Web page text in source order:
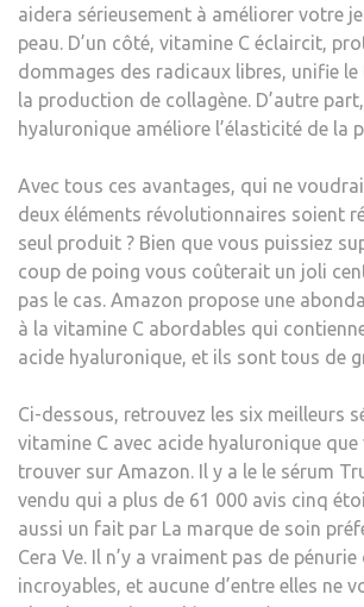
aidera sérieusement à améliorer votre
peau. D’un côté, vitamine C éclaircit,
dommages des radicaux libres, unifie
la production de collagène. D’autre part,
hyaluronique améliore l’élasticité de la
Avec tous ces avantages, qui ne
deux éléments révolutionnaires soient
seul produit ? Bien que vous puissiez
coup de poing vous coûterait un joli
pas le cas. Amazon propose une
à la vitamine C abordables qui
acide hyaluronique, et ils sont tous de
Ci-dessous, retrouvez les six meilleurs
vitamine C avec acide hyaluronique que
trouver sur Amazon. Il y a le le sérum
vendu qui a plus de 61 000 avis cinq
aussi un fait par La marque de soin
Cera Ve. Il n’y a vraiment pas de pénurie
incroyables, et aucune d’entre elles ne